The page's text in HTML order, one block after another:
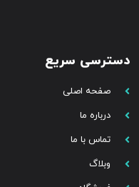
دسترسی سریع
صفحه اصلی
درباره ما
تماس با ما
وبلاگ